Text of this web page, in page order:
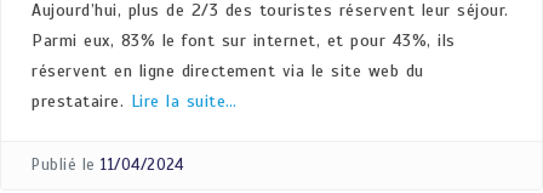
Aujourd’hui, plus de 2/3 des touristes réservent leur séjour.
Parmi eux, 83% le font sur internet, et pour 43%, ils
réservent en ligne directement via le site web du
prestataire. Lire la suite…
Publié le 11/04/2024